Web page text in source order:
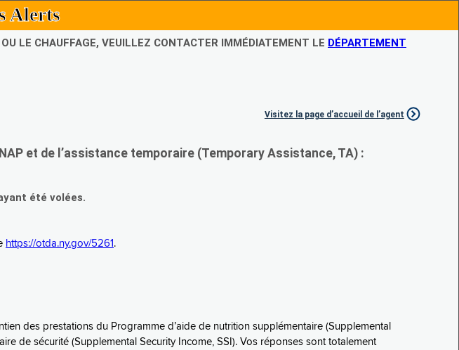
Alerts
LE CHAUFFAGE, VEUILLEZ CONTACTER IMMÉDIATEMENT LE DÉPARTEMENT
Visitez la page d’accueil de l’agent
et de l’assistance temporaire (Temporary Assistance, TA) :
été volées.
https://otda.ny.gov/5261 .
des prestations du Programme d’aide de nutrition supplémentaire (Supplemental
de sécurité (Supplemental Security Income, SSI). Vos réponses sont totalement